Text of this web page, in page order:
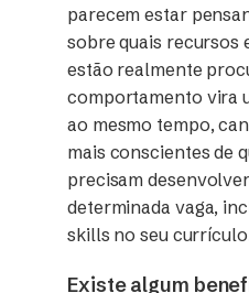
parecem estar
sobre quais recursos
estão realmente
comportamento vira
ao mesmo tempo,
mais conscientes de
precisam
determinada vaga,
skills no seu
Existe algum